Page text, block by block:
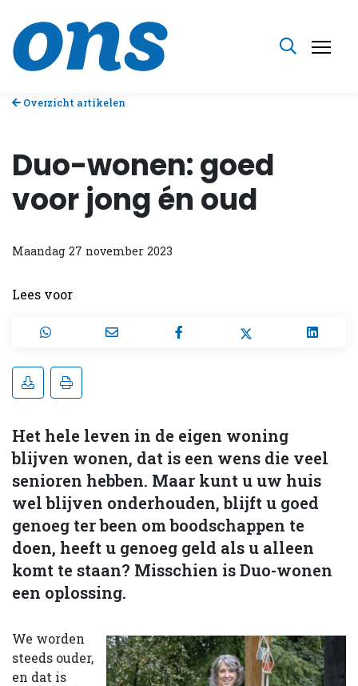
Overzicht artikelen
Duo-wonen: goed
voor jong én oud
Maandag 27 november 2023
Lees voor
Het hele leven in de eigen woning
blijven wonen, dat is een wens die veel
senioren hebben. Maar kunt u uw huis
wel blijven onderhouden, blijft u goed
genoeg ter been om boodschappen te
doen, heeft u genoeg geld als u alleen
komt te staan? Misschien is Duo-wonen
een oplossing.
We worden
steeds ouder,
en dat is